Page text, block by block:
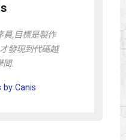
員,目標是製作
發現到代碼越
問.
Canis